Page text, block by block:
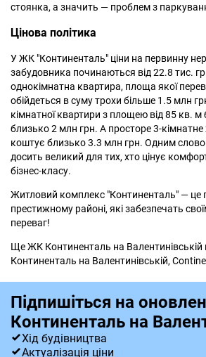
стоянка, а значить — проблем з
Цінова політика
У ЖК "Континенталь" ціни на первинну
забудовника починаються від 22.8 тис.
однокімнатна квартира, площа якої
обійдеться в суму трохи більше 1.5 млн
кімнатної квартири з площею від 85 кв. м
близько 2 млн грн. А просторе 3-
коштує близько 3.3 млн грн. Одним
досить великий для тих, хто цінує
бізнес-класу.
Житловий комплекс "Континенталь" — це
престижному районі, які забезпечать
переваг!
Ще ЖК Континенталь на
Континенталь на Валентинівській,
Підпишіться на
Континенталь на
Хід будівництва
Актуалізація ціни